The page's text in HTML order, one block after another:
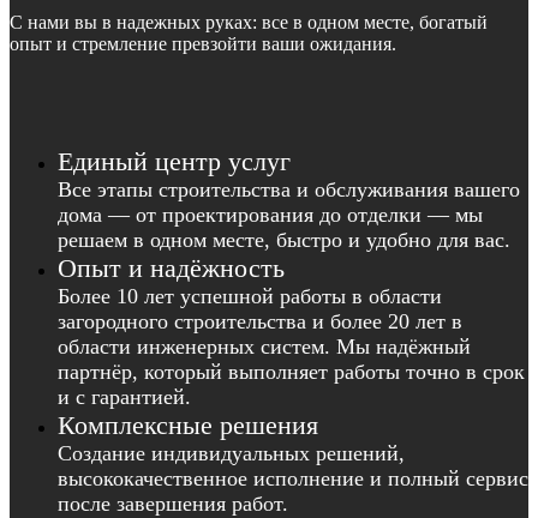
С нами вы в надежных руках: все в одном месте, богатый
опыт и стремление превзойти ваши ожидания.
Единый центр услуг
Все этапы строительства и обслуживания вашего
дома — от проектирования до отделки — мы
решаем в одном месте, быстро и удобно для вас.
Опыт и надёжность
Более 10 лет успешной работы в области
загородного строительства и более 20 лет в
области инженерных систем. Мы надёжный
партнёр, который выполняет работы точно в срок
и с гарантией.
Комплексные решения
Создание индивидуальных решений,
высококачественное исполнение и полный сервис
после завершения работ.